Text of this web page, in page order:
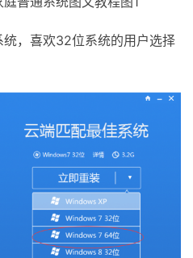
，喜欢32位系统的用户选择